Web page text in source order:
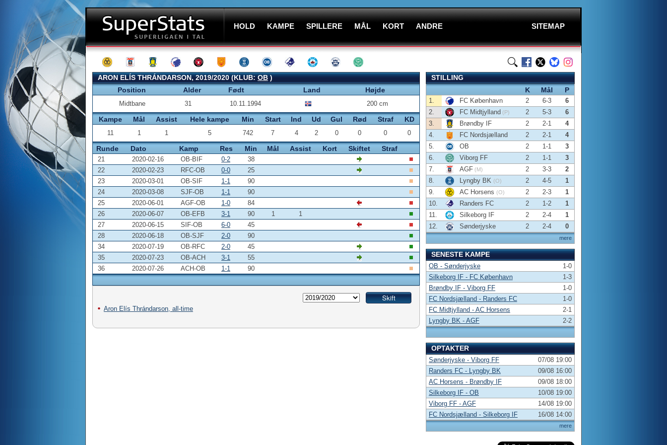
HOLD KAMPE SPILLERE MÅL KORT ANDRE SITEMAP
ARON ELÍS THRÁNDARSON, 2019/2020 (KLUB:OB)
Position
Alder Født Land Højde
Midtbane 31 10.11.1994 200 cm
Kampe Mål Assist Hele kampe Min Start Ind Ud Gul Rød Straf KD
11 1 1 5 742 7 4 2 0 0 0 0
Runde Dato Kamp Res Min Mål Assist Kort Skiftet Straf
21 2020-02-16 OB-BIF 0-2
38
22
2020-02-23 RFC-OB 0-0
25
23
2020-03-01 OB-SIF 1-1
90
24
2020-03-08 SJF-OB 1-1
90
25
2020-06-01 AGF-OB 1-0
84
26
2020-06-07 OB-EFB 3-1 90 1
1
27
2020-06-15 SIF-OB 6-0
45
28
2020-06-18 OB-SJF 2-0
90
34
2020-07-19 OB-RFC 2-0
45
35
2020-07-23 OB-ACH 3-1
55
36
2020-07-26 ACH-OB 1-1 90
Aron Elís Thrándarson, all-time
STILLING
K
Mål P
mere
1. FC København 2 6-3
6
2.
FC Midtjylland (P) 2 5-3
6
3.
Brøndby IF 2 2-1
4
4.
FC Nordsjælland 2 2-1
4
5.
OB 2 1-1
3
6.
Viborg FF 2 1-1
3
7.
AGF (M) 2 3-3
2
8.
Lyngby BK (O) 2 4-5
1
9.
AC Horsens (O) 2 2-3
1
10.
Randers FC 2 1-2
1
11.
Silkeborg IF 2 2-4
1
12.
Sønderjyske 2 2-4 0
SENESTE KAMPE
OB - Sønderjyske
1-0
Silkeborg IF - FC København
1-3
Brøndby IF - Viborg FF
1-0
FC Nordsjælland - Randers FC
1-0
FC Midtjylland - AC Horsens
2-1
Lyngby BK - AGF
2-2
OPTAKTER
mere
Sønderjyske - Viborg FF
07/08 19:00
Randers FC - Lyngby BK
09/08 16:00
AC Horsens - Brøndby IF
09/08 18:00
Silkeborg IF - OB
10/08 19:00
Viborg FF - AGF
14/08 19:00
FC Nordsjælland - Silkeborg IF
16/08 14:00